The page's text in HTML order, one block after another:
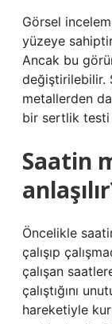
Görsel
yüzeye
Ancak bu
değiştirilebilir.
metallerden
bir sertlik testi
Saatin
Öncelikle
çalışıp
çalışan
çalıştığını
hareketiyle